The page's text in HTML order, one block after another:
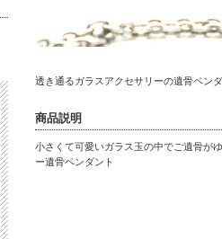
透き通るガラスアクセサリーの遺骨ペン
商品説明
小さくて可愛いガラス玉の中でご遺骨が
ー遺骨ペンダント